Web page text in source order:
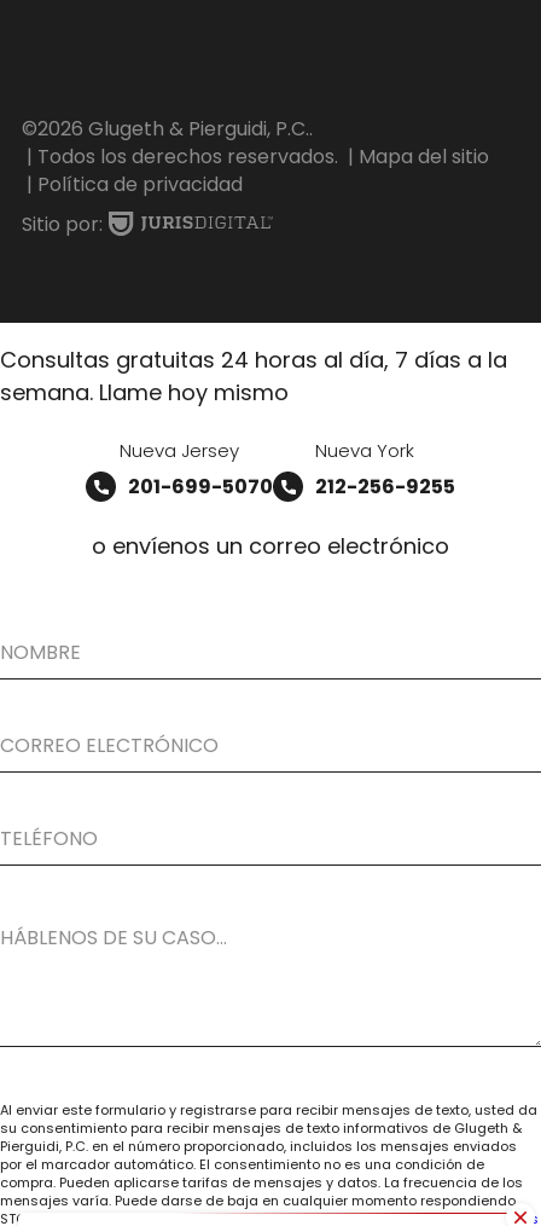
©2026 Glugeth & Pierguidi, P.C..
| Todos los derechos reservados. | Mapa del sitio
| Política de privacidad
Sitio por:
Consultas gratuitas 24 horas al día, 7 días a la
semana. Llame hoy mismo
Nueva Jersey
201-699-5070
Nueva York
212-256-9255
o envíenos un correo electrónico
Al enviar este formulario y registrarse para recibir mensajes de texto, usted da
su consentimiento para recibir mensajes de texto informativos de Glugeth &
Pierguidi, P.C. en el número proporcionado, incluidos los mensajes enviados
por el marcador automático. El consentimiento no es una condición de
compra. Pueden aplicarse tarifas de mensajes y datos. La frecuencia de los
mensajes varía. Puede darse de baja en cualquier momento respondiendo
STOP. Responda HELP para obtener ayuda.Política de privacidad|Condiciones